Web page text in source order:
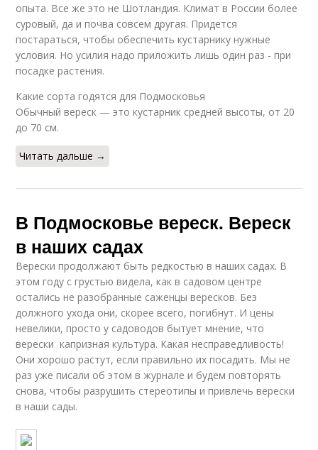
опыта. Все же это не Шотландия. Климат в России более
суровый, да и почва совсем другая. Придется
постараться, чтобы обеспечить кустарнику нужные
условия. Но усилия надо приложить лишь один раз - при
посадке растения.
Какие сорта годятся для Подмосковья
Обычный вереск — это кустарник средней высоты, от 20
до 70 см.
Читать дальше →
В Подмосковье вереск. Вереск
в наших садах
Верески продолжают быть редкостью в наших садах. В
этом году с грустью видела, как в садовом центре
остались не разобранные саженцы вересков. Без
должного ухода они, скорее всего, погибнут. И цены
невелики, просто у садоводов бытует мнение, что
верески ­ капризная культура. Какая несправедливость!
Они хорошо растут, если правильно их посадить. Мы не
раз уже писали об этом в журнале и будем повторять
снова, чтобы разрушить стереотипы и привлечь верески
в наши сады.